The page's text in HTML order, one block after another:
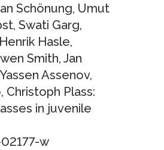
Schönung, Umut
Swati Garg,
Hasle,
Smith, Jan
Assenov,
Plass:
in juvenile
w